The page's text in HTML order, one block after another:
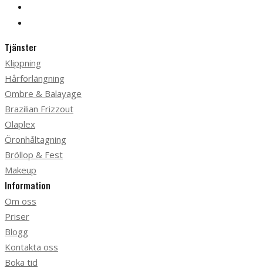
Tjänster
Klippning
Hårförlängning
Ombre & Balayage
Brazilian Frizzout
Olaplex
Öronhåltagning
Bröllop & Fest
Makeup
Information
Om oss
Priser
Blogg
Kontakta oss
Boka tid